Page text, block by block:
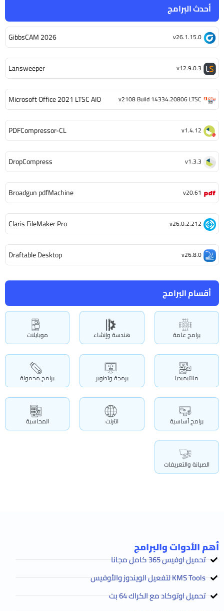
أقسام البرامج
برامج عامة هندسة وإنشاء موبايلات
مالتيميديا برمجة وتطوير برامج محمولة
برامج أساسية انترنت المحاسبة
الصيانة والتعريفات
أحدث البرامج
GibbsCAM 2026 v26.1.15.0
Lansweeper v12.9.0.3
Microsoft Office 2021 LTSC AIO v2108 Build 14334.20806 LTSC
PDFCompressor-CL v1.4.12
DropCompress v1.3.3
Broadgun pdfMachine v20.61
Claris FileMaker Pro v26.0.2.212
Draftable Desktop v26.8.0
أهم الأدوات والبرامج
تحميل اوفيس 365 كامل مجانا
KMS Tools لتفعيل الويندوز والأوفيس
تحميل اوتوكاد مع الكراك 64 بت